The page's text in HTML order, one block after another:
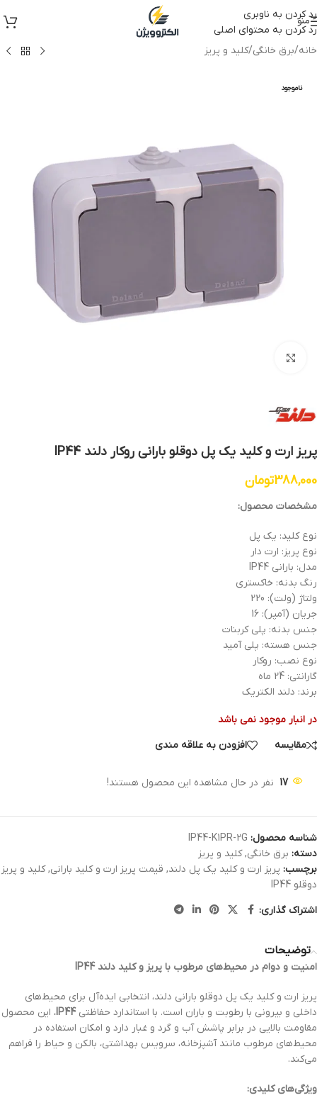
رد کردن به ناوبری
رد کردن به محتوای اصلی
منو
خانه/برق خانگی/کلید و پریز
ناموجود
پریز ارت و کلید یک پل دوقلو بارانی روکار دلند IP44
388,000تومان
مشخصات محصول:
نوع کلید: یک پل
نوع پریز: ارت دار
مدل: بارانی IP44
رنگ بدنه: خاکستری
ولتاژ (ولت): 220
جریان (آمپر): 16
جنس بدنه: پلی کربنات
جنس هسته: پلی آمید
نوع نصب: روکار
گارانتی: 24 ماه
برند: دلند الکتریک
در انبار موجود نمی باشد
مقایسه
افزودن به علاقه مندی
17 نفر در حال مشاهده این محصول هستند!
شناسه محصول: IP44-K1PR-2G
دسته: برق خانگی, کلید و پریز
برچسب: پریز ارت و کلید یک پل دلند, قیمت پریز ارت و کلید بارانی, کلید و پریز
دوقلو IP44
اشتراک گذاری:
توضیحات
امنیت و دوام در محیط‌های مرطوب با پریز و کلید دلند IP44
پریز ارت و کلید یک پل دوقلو بارانی دلند، انتخابی ایده‌آل برای محیط‌های
داخلی و بیرونی با رطوبت و باران است. با استاندارد حفاظتیIP44، این محصول
مقاومت بالایی در برابر پاشش آب و گرد و غبار دارد و امکان استفاده در
محیط‌های مرطوب مانند آشپزخانه، سرویس بهداشتی، بالکن و حیاط را فراهم
می‌کند.
ویژگی‌های کلیدی: